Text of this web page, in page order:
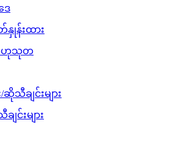
ေ
နှုန်းထား
ဟုသုတ
သီချင်းများ
င်းများ